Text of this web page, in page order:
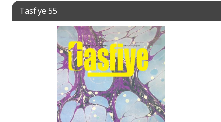
Tasfiye 55